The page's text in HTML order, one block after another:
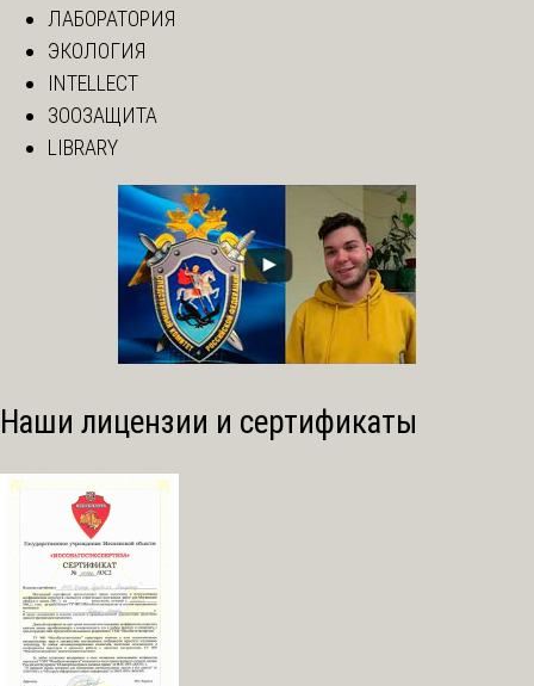
ЛАБОРАТОРИЯ
ЭКОЛОГИЯ
INTELLECT
ЗООЗАЩИТА
LIBRARY
Наши лицензии и сертификаты